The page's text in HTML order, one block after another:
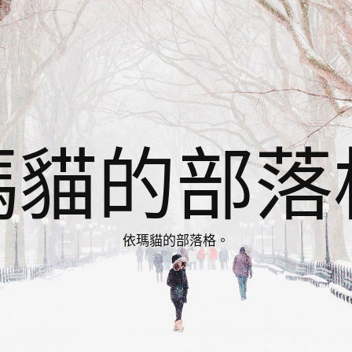
的部
依瑪貓的部落格。